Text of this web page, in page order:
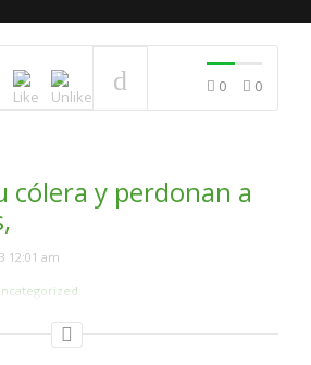
Comparación Entre El
Creador Y Jesús.
(Respuesta a ; Lider
0 0
cólera y perdonan a
12:01 am